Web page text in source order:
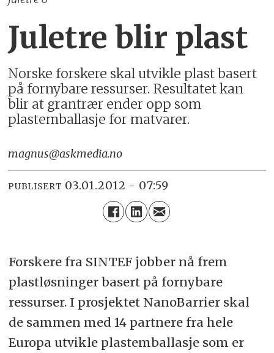
Juletre blir plast
Norske forskere skal utvikle plast basert
på fornybare ressurser. Resultatet kan
blir at grantrær ender opp som
plastemballasje for matvarer.
magnus@askmedia.no
PUBLISERT 03.01.2012 - 07:59
Forskere fra SINTEF jobber nå frem
plastløsninger basert på fornybare
ressurser. I prosjektet NanoBarrier skal
de sammen med 14 partnere fra hele
Europa utvikle plastemballasje som er